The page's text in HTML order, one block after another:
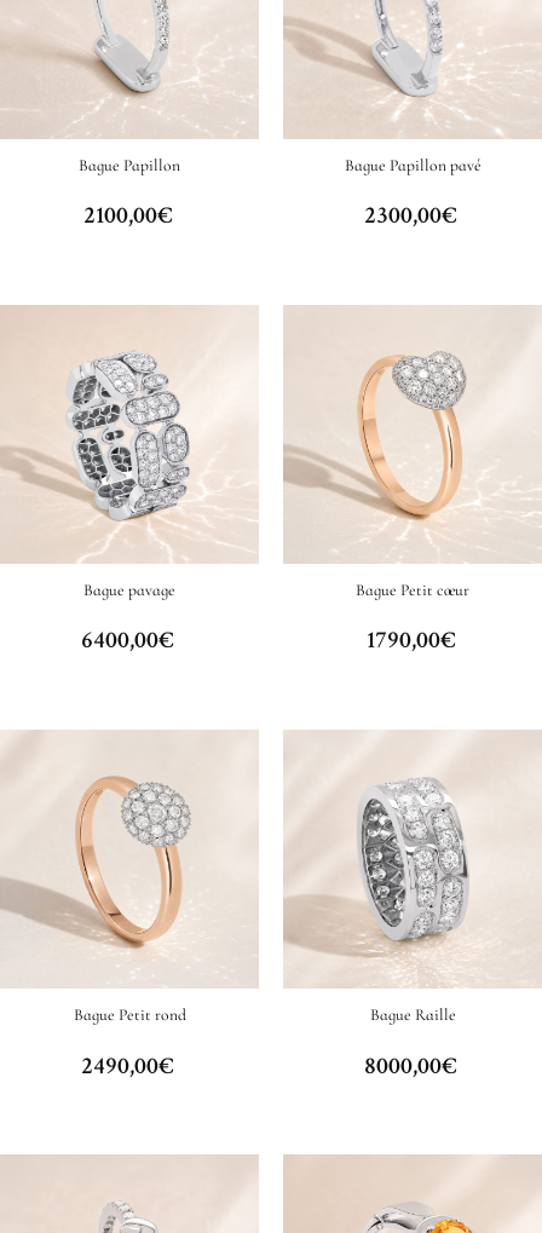
Bague Papillon
2100,00€
Bague Papillon pavé
2300,00€
Bague pavage
6400,00€
Bague Petit cœur
1790,00€
Bague Petit rond
2490,00€
Bague Raille
8000,00€